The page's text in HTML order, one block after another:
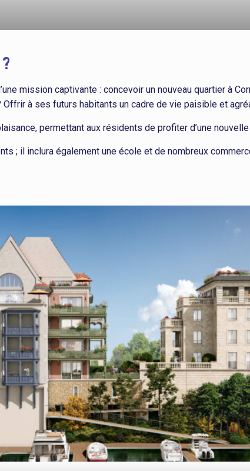
mission captivante : concevoir un nouveau quartier à
Offrir à ses futurs habitants un cadre de vie paisible et
permettant aux résidents de profiter d’une
; il inclura également une école et de nombreux